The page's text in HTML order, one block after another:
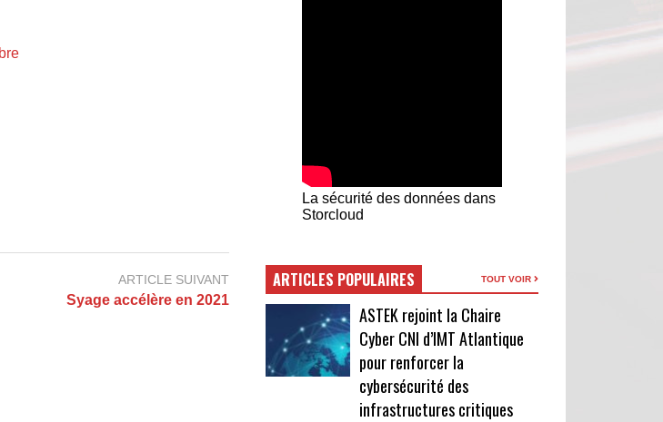
ARTICLE SUIVANT
Syage accélère en 2021
La sécurité des données dans
Storcloud
ARTICLES POPULAIRES TOUT VOIR
ASTEK rejoint la Chaire
Cyber CNI d’IMT Atlantique
pour renforcer la
cybersécurité des
infrastructures critiques